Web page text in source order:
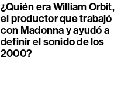
¿Quién era William Orbit,
el productor que trabajó
con Madonna y ayudó a
definir el sonido de los
2000?